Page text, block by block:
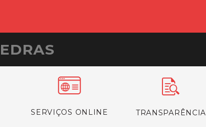
SERVIÇOS ONLINE TRANSPARÊNCIA